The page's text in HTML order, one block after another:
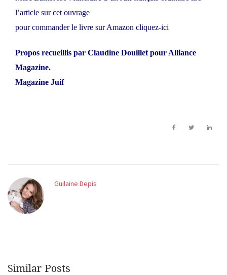
l’article sur cet ouvrage
pour commander le livre sur Amazon cliquez-ici
Propos recueillis par Claudine Douillet pour Alliance
Magazine.
Magazine Juif
Guilaine Depis
Similar Posts